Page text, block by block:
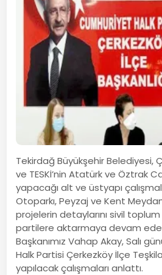
Tekirdağ Büyükşehir Belediyesi,
ve TESKİ’nin Atatürk ve Öztrak
yapacağı alt ve üstyapı
Otoparkı, Peyzaj ve Kent
projelerin detaylarını sivil toplum
partilere aktarmaya devam
Başkanımız Vahap Akay, Salı
Halk Partisi Çerkezköy İlçe
yapılacak çalışmaları anlattı.